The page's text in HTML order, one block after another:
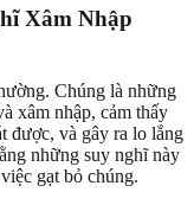
Xâm Nhập
Chúng là những
xâm nhập, cảm thấy
được, và gây ra lo lắng
những suy nghĩ này
gạt bỏ chúng.